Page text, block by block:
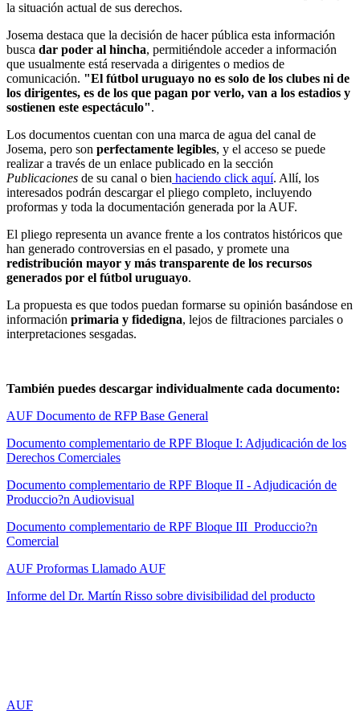
la situación actual de sus derechos.
Josema destaca que la decisión de hacer pública esta información
busca dar poder al hincha, permitiéndole acceder a información
que usualmente está reservada a dirigentes o medios de
comunicación. "El fútbol uruguayo no es solo de los clubes ni de
los dirigentes, es de los que pagan por verlo, van a los estadios y
sostienen este espectáculo".
Los documentos cuentan con una marca de agua del canal de
Josema, pero son perfectamente legibles, y el acceso se puede
realizar a través de un enlace publicado en la sección
Publicaciones de su canal o bien haciendo click aquí. Allí, los
interesados podrán descargar el pliego completo, incluyendo
proformas y toda la documentación generada por la AUF.
El pliego representa un avance frente a los contratos históricos que
han generado controversias en el pasado, y promete una
redistribución mayor y más transparente de los recursos
generados por el fútbol uruguayo.
La propuesta es que todos puedan formarse su opinión basándose en
información primaria y fidedigna, lejos de filtraciones parciales o
interpretaciones sesgadas.
También puedes descargar individualmente cada documento:
AUF Documento de RFP Base General
Documento complementario de RPF Bloque I: Adjudicación de los
Derechos Comerciales
Documento complementario de RPF Bloque II - Adjudicación de
Produccio?n Audiovisual
Documento complementario de RPF Bloque III Produccio?n
Comercial
AUF Proformas Llamado AUF
Informe del Dr. Martín Risso sobre divisibilidad del producto
AUF